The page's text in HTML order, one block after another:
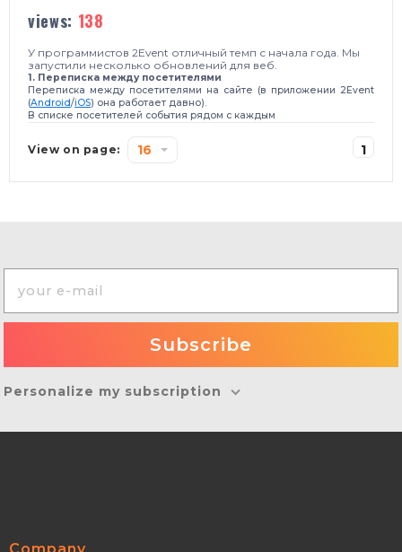
views: 138
У программистов 2Event отличный темп с начала года. Мы
запустили несколько обновлений для веб.
1. Переписка между посетителями
Переписка между посетителями на сайте (в приложении 2Event
(Android/iOS) она работает давно).
В списке посетителей события рядом с каждым
View on page: 16 1
Personalize my subscription
Company